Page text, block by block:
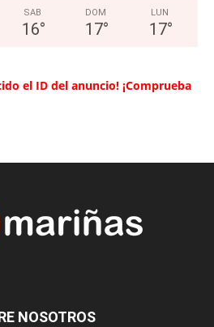
SAB
16°
DOM
17°
LUN
17°
el ID del anuncio! ¡Comprueba
NOSOTROS